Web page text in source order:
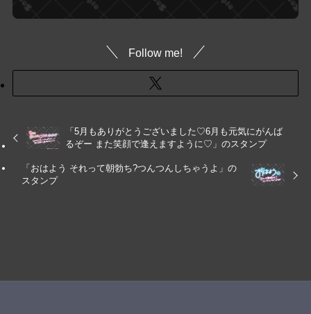
Follow me!
「5月もありがとうございました♡6月も元気にがんば
るぞー また笑顔で逢えますように♡」のスタンプ
「おはよう それって朝勃ち?つんつんしちゃうよ」の
スタンプ